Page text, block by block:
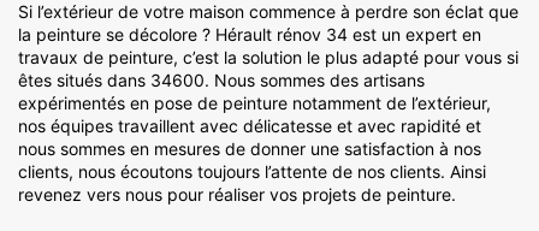
Si l’extérieur de votre maison commence à perdre son éclat que
la peinture se décolore ? Hérault rénov 34 est un expert en
travaux de peinture, c’est la solution le plus adapté pour vous si
êtes situés dans 34600. Nous sommes des artisans
expérimentés en pose de peinture notamment de l’extérieur,
nos équipes travaillent avec délicatesse et avec rapidité et
nous sommes en mesures de donner une satisfaction à nos
clients, nous écoutons toujours l’attente de nos clients. Ainsi
revenez vers nous pour réaliser vos projets de peinture.